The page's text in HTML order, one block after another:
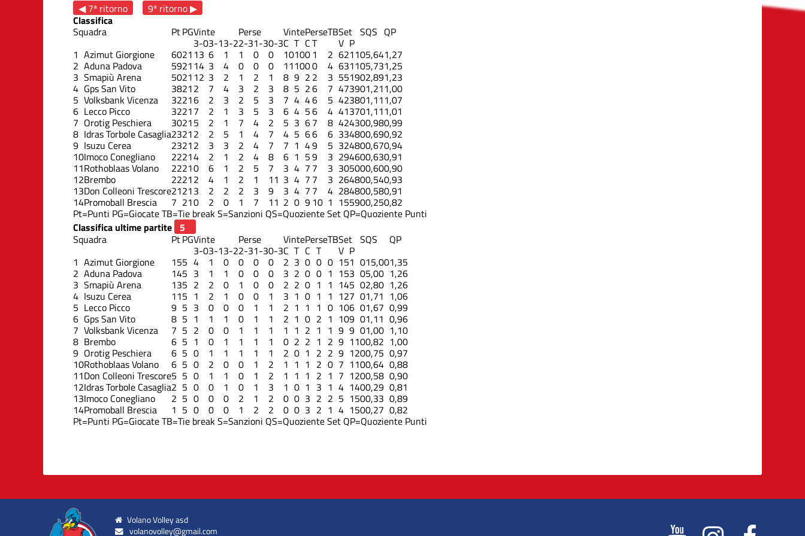
◀ 7ª ritorno
9ª ritorno ▶
Classifica
Squadra PtPGVinte Perse VintePerseTBSet SQS QP
3-03-13-22-31-30-3C T CT V P
1 Azimut Giorgione 6021 13 6 1 1 0 0 10100 1 2 621105,641,27
2 Aduna Padova 5921 14 3 4 0 0 0 111000 4 631105,731,25
3 Smapiù Arena 5021 12 3 2 1 2 1 8 9 2 2 3 551902,891,23
4 Gps San Vito 38212 7 4 3 2 3 8 5 26 7 473901,211,00
5 Volksbank Vicenza 32216 2 3 2 5 3 7 4 46 5 423801,111,07
6 Lecco Picco 32217 2 1 3 5 3 6 4 56 4 413701,111,01
7 Orotig Peschiera 30215 2 1 7 4 2 5 3 67 8 424300,980,99
8 Idras Torbole Casaglia23212 2 5 1 4 7 4 5 66 6 334800,690,92
9 Isuzu Cerea 23212 3 3 2 4 7 7 1 49 5 324800,670,94
10Imoco Conegliano 22214 2 1 2 4 8 6 1 59 3 294600,630,91
11Rothoblaas Volano 22210 6 1 2 5 7 3 4 7 7 3 305000,600,90
12Brembo 22212 4 1 2 1 11 3 4 7 7 3 264800,540,93
13Don Colleoni Trescore21213 2 2 2 3 9 3 4 7 7 4 284800,580,91
14Promoball Brescia 7 210 2 0 1 7 11 2 0 9 10 1 155900,250,82
Pt=Punti PG=GiocateTB=Tie breakS=Sanzioni QS=Quoziente Set QP=Quoziente Punti
Classifica ultime partite
Squadra
PtPGVinte Perse VintePerseTBSet SQS QP
3-03-13-22-31-30-3C T C T V P
1 Azimut Giorgione 155 4 1 0 0 0 0 2 3 0 0 0 151 015,001,35
2 Aduna Padova 145 3 1 1 0 0 0 3 2 0 0 1 153 05,00 1,26
3 Smapiù Arena 135 2 2 0 1 0 0 2 2 0 1 1 145 02,80 1,26
4 Isuzu Cerea 115 1 2 1 0 0 1 3 1 0 1 1 127 01,71 1,06
5 Lecco Picco 9 5 3 0 0 0 1 1 2 1 1 1 0 106 01,67 0,99
6 Gps San Vito 8 5 1 1 1 0 1 1 2 1 0 2 1 109 01,11 0,96
7 Volksbank Vicenza 7 5 2 0 0 1 1 1 1 1 2 1 1 9 9 01,00 1,10
8 Brembo 6 5 1 0 1 1 1 1 0 2 2 1 2 9 1100,82 1,00
9 Orotig Peschiera 6 5 0 1 1 1 1 1 2 0 1 2 2 9 1200,75 0,97
10Rothoblaas Volano 6 5 0 2 0 0 1 2 1 1 1 2 0 7 1100,64 0,88
11Don Colleoni Trescore5 5 0 1 1 0 1 2 1 1 1 2 1 7 1200,58 0,90
12Idras Torbole Casaglia2 5 0 0 1 0 1 3 1 0 1 3 1 4 1400,29 0,81
13Imoco Conegliano 2 5 0 0 0 2 1 2 0 0 3 2 2 5 1500,33 0,89
14Promoball Brescia 1 5 0 0 0 1 2 2 0 0 3 2 1 4 1500,27 0,82
Pt=Punti PG=GiocateTB=Tie breakS=Sanzioni QS=Quoziente Set QP=Quoziente Punti
Volano Volley asd
volanovolley@gmail.com